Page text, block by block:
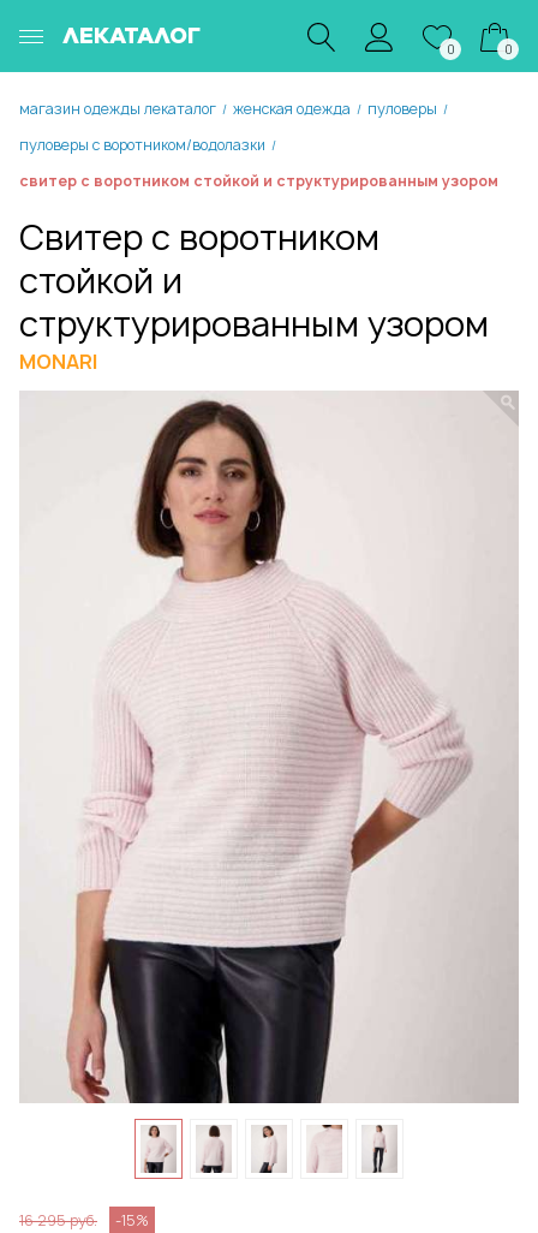
ЛЕКАТАЛОГ
0 0
магазин одежды лекаталог / женская одежда / пуловеры /
пуловеры с воротником/водолазки /
свитер с воротником стойкой и структурированным узором
Свитер с воротником
стойкой и
структурированным узором
MONARI
16 295 руб. -15%